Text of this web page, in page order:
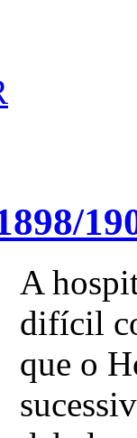
A
difícil
que o